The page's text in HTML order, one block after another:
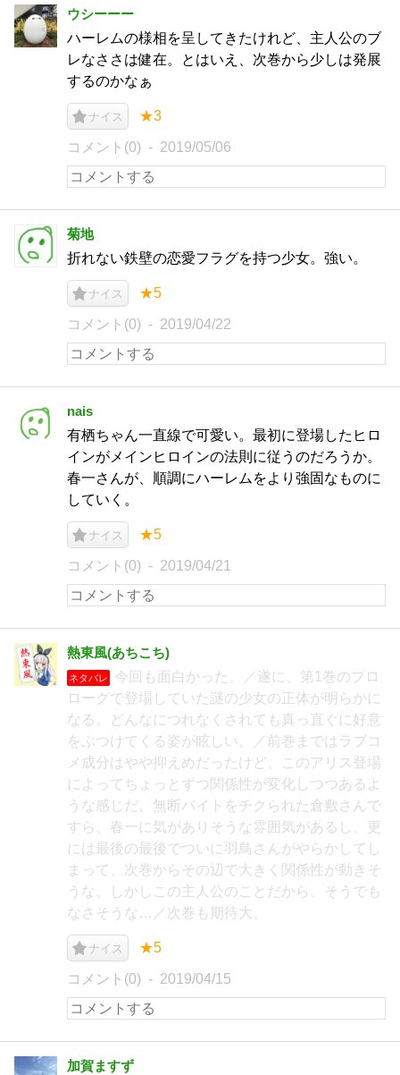
ウシーーー
ハーレムの様相を呈してきたけれど、主人公のブ
レなささは健在。とはいえ、次巻から少しは発展
するのかなぁ
ナイス ★3
コメント(0) 2019/05/06
菊地
折れない鉄壁の恋愛フラグを持つ少女。強い。
ナイス ★5
コメント(0) 2019/04/22
nais
有栖ちゃん一直線で可愛い。最初に登場したヒロ
インがメインヒロインの法則に従うのだろうか。
春一さんが、順調にハーレムをより強固なものに
していく。
ナイス ★5
コメント(0) 2019/04/21
熱東風(あちこち)
ネタバレ
今回も面白かった。／遂に、第1巻のプロ
ローグで登場していた謎の少女の正体が明らかに
なる。どんなにつれなくされても真っ直ぐに好意
をぶつけてくる姿が眩しい。／前巻まではラブコ
メ成分はやや抑えめだったけど、このアリス登場
によってちょっとずつ関係性が変化しつつあるよ
うな感じだ。無断バイトをチクられた倉敷さんで
すら、春一に気がありそうな雰囲気があるし、更
には最後の最後でついに羽鳥さんがやらかしてし
まって、次巻からその辺で大きく関係性が動きそ
うな、しかしこの主人公のことだから、そうでも
なさそうな…／次巻も期待大。
ナイス ★5
コメント(0) 2019/04/15
加賀ますず